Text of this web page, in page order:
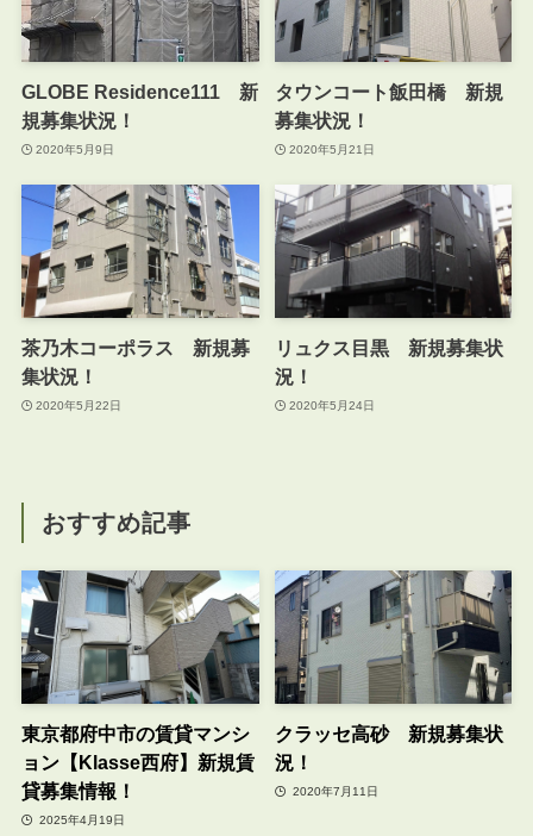
GLOBE Residence111 新
規募集状況！
2020年5月9日
タウンコート飯田橋 新規
募集状況！
2020年5月21日
茶乃木コーポラス 新規募
集状況！
2020年5月22日
リュクス目黒 新規募集状
況！
2020年5月24日
おすすめ記事
東京都府中市の賃貸マンシ
ョン【Klasse西府】新規賃
貸募集情報！
2025年4月19日
クラッセ高砂 新規募集状
況！
2020年7月11日